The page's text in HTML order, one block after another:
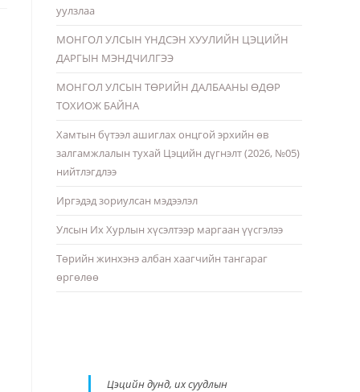
уулзлаа
МОНГОЛ УЛСЫН ҮНДСЭН ХУУЛИЙН ЦЭЦИЙН
ДАРГЫН МЭНДЧИЛГЭЭ
МОНГОЛ УЛСЫН ТӨРИЙН ДАЛБААНЫ ӨДӨР
ТОХИОЖ БАЙНА
Хамтын бүтээл ашиглах онцгой эрхийн өв
залгамжлалын тухай Цэцийн дүгнэлт (2026, №05)
нийтлэгдлээ
Иргэдэд зориулсан мэдээлэл
Улсын Их Хурлын хүсэлтээр маргаан үүсгэлээ
Төрийн жинхэнэ албан хаагчийн тангараг
өргөлөө
Цэцийн дунд, их суудлын